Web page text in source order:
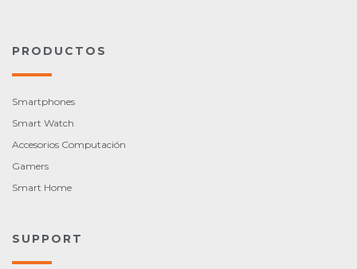
PRODUCTOS
Smartphones
Smart Watch
Accesorios Computación
Gamers
Smart Home
SUPPORT